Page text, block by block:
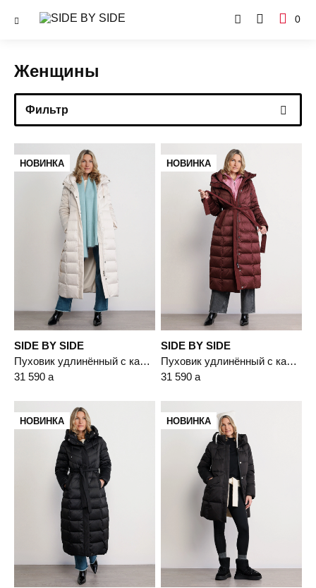
0
Женщины
Фильтр
НОВИНКА
SIDE BY SIDE
Пуховик удлинённый с капюшоном светло-бежевого цвета с пухом белой утки
31 590 a
НОВИНКА
SIDE BY SIDE
Пуховик удлинённый с капюшоном бордового цвета с пухом белой утки
31 590 a
НОВИНКА НОВИНКА